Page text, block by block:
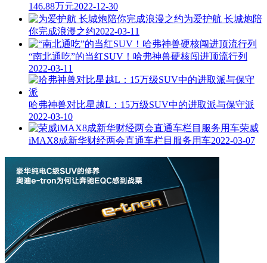
146.88万元2022-12-30
为爱护航 长城炮陪
你完成浪漫之约2022-03-11
“南北通吃”的当红SUV！哈弗神兽硬核闯进顶流行列
2022-03-11
哈弗神兽对比星越L：15万级SUV中的进取派与保守派
2022-03-10
荣威
iMAX8成新华财经两会直通车栏目服务用车2022-03-07